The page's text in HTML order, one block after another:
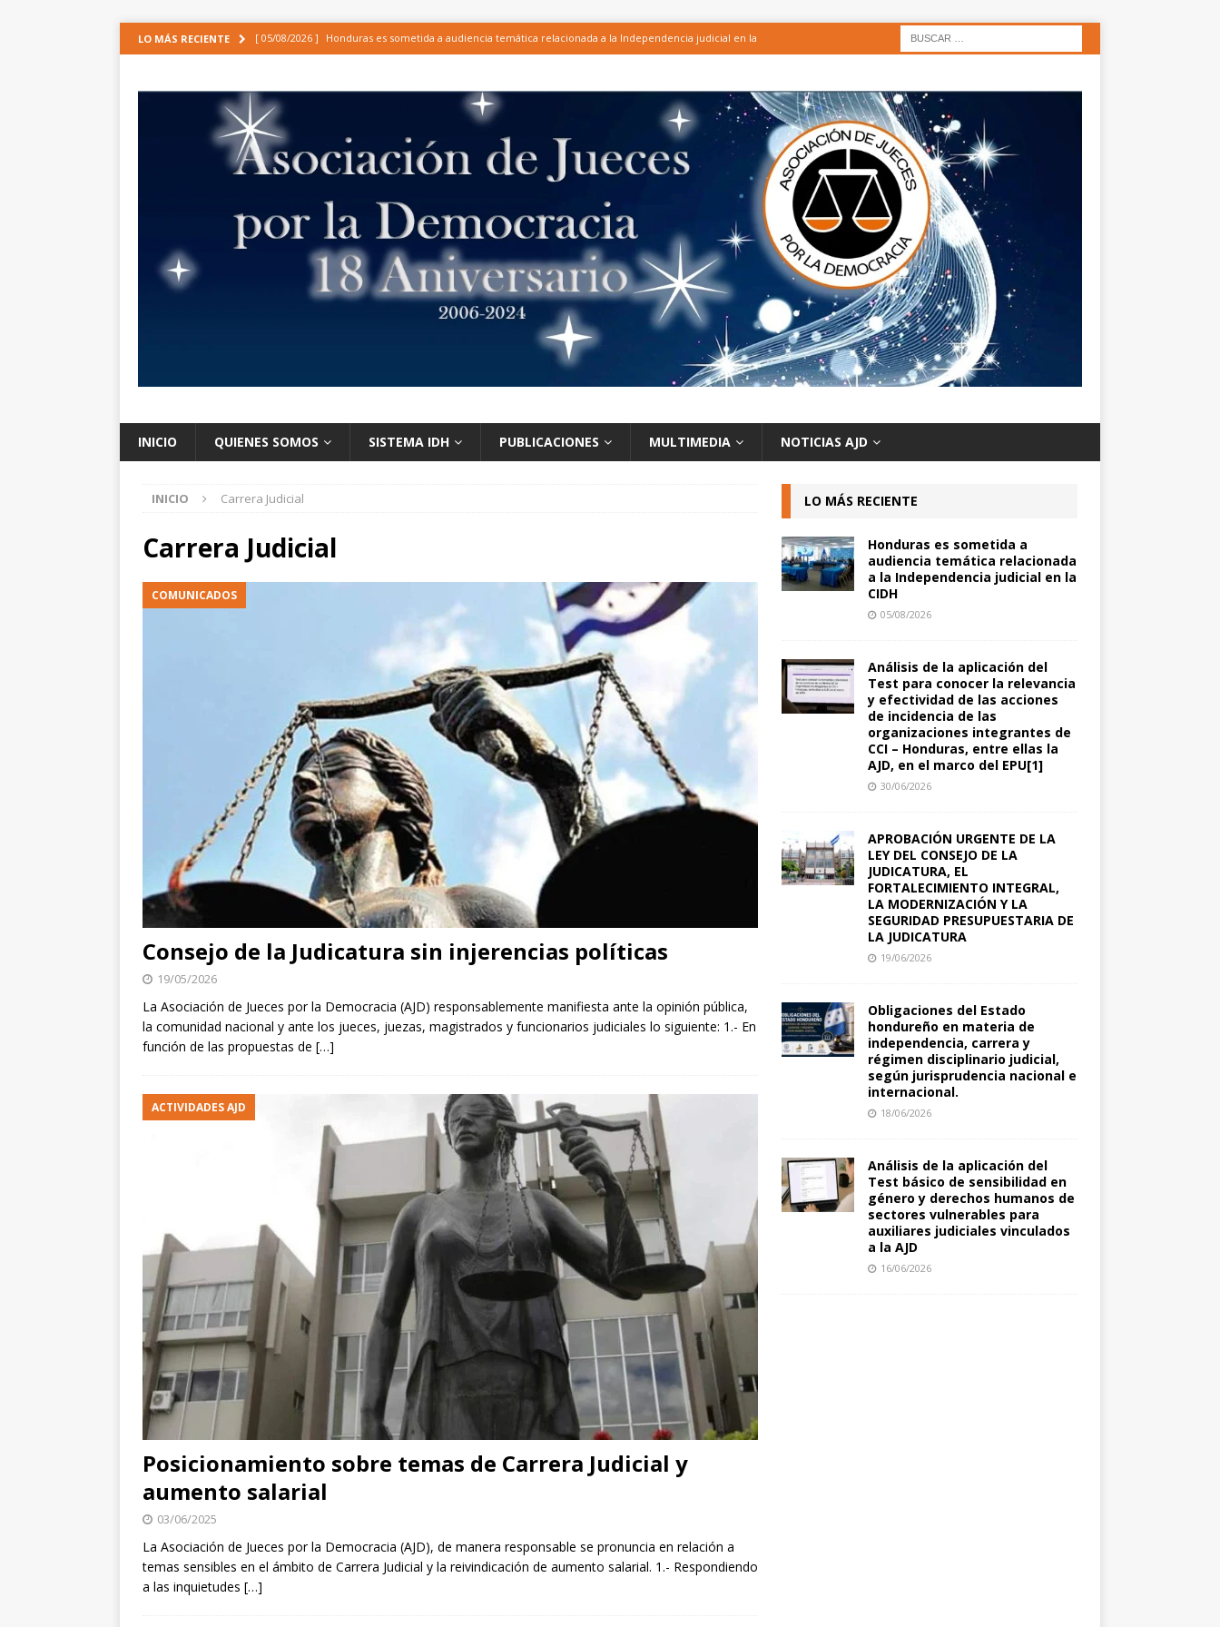
LO MÁS RECIENTE [ 05/08/2026 ] Honduras es sometida a audiencia temática relacionada a la Independencia judicial en la
[ 30/06/2026 ] Análisis de la aplicación del Test para conocer la relevancia y efectividad de las acciones
de incidencia de las organizaciones integrantes de CCI – Honduras, entre ellas la AJD, en el marco del
EPU[1] NOTICIAS
APROBACIÓN URGENTE DE LA LEY DEL CONSEJO DE LA JUDICATURA, EL FORTALECIMIENTO
INTEGRAL, LA MODERNIZACIÓN Y LA SEGURIDAD PRESUPUESTARIA DE LA JUDICATURA ARTÍCULOS
[ 24/01/2025 ] Comunicado de la AJD sobre investigación de altos funcionarios judiciales
COMUNICADOS
INICIO QUIENES SOMOS SISTEMA IDH PUBLICACIONES MULTIMEDIA NOTICIAS AJD
INICIO Carrera Judicial
Carrera Judicial
COMUNICADOS
Consejo de la Judicatura sin injerencias políticas
19/05/2026
La Asociación de Jueces por la Democracia (AJD) responsablemente manifiesta ante la opinión pública,
la comunidad nacional y ante los jueces, juezas, magistrados y funcionarios judiciales lo siguiente: 1.- En
función de las propuestas de […]
ACTIVIDADES AJD
Posicionamiento sobre temas de Carrera Judicial y
aumento salarial
03/06/2025
La Asociación de Jueces por la Democracia (AJD), de manera responsable se pronuncia en relación a
temas sensibles en el ámbito de Carrera Judicial y la reivindicación de aumento salarial. 1.- Respondiendo
a las inquietudes […]
LO MÁS RECIENTE
Honduras es sometida a
audiencia temática relacionada
a la Independencia judicial en la
CIDH
05/08/2026
Análisis de la aplicación del
Test para conocer la relevancia
y efectividad de las acciones
de incidencia de las
organizaciones integrantes de
CCI – Honduras, entre ellas la
AJD, en el marco del EPU[1]
30/06/2026
APROBACIÓN URGENTE DE LA
LEY DEL CONSEJO DE LA
JUDICATURA, EL
FORTALECIMIENTO INTEGRAL,
LA MODERNIZACIÓN Y LA
SEGURIDAD PRESUPUESTARIA DE
LA JUDICATURA
19/06/2026
Obligaciones del Estado
hondureño en materia de
independencia, carrera y
régimen disciplinario judicial,
según jurisprudencia nacional e
internacional.
18/06/2026
Análisis de la aplicación del
Test básico de sensibilidad en
género y derechos humanos de
sectores vulnerables para
auxiliares judiciales vinculados
a la AJD
16/06/2026